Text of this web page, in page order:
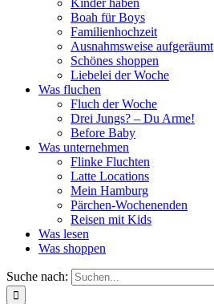
Kinder haben
Boah für Boys
Familienhochzeit
Ausnahmsweise aufgeräumt
Schönes shoppen
Liebelei der Woche
Was fluchen
Fluch der Woche
Drei Jungs? – Du Arme!
Before Baby
Was unternehmen
Flinke Fluchten
Latte Locations
Mein Hamburg
Pärchen-Wochenenden
Reisen mit Kids
Was lesen
Was shoppen
Suche nach: